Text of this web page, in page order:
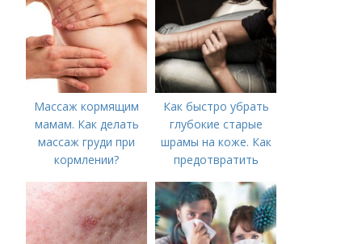
следующие действия:
Массаж кормящим
мамам. Как делать
массаж груди при
кормлении?
Как быстро убрать
глубокие старые
шрамы на коже. Как
предотвратить